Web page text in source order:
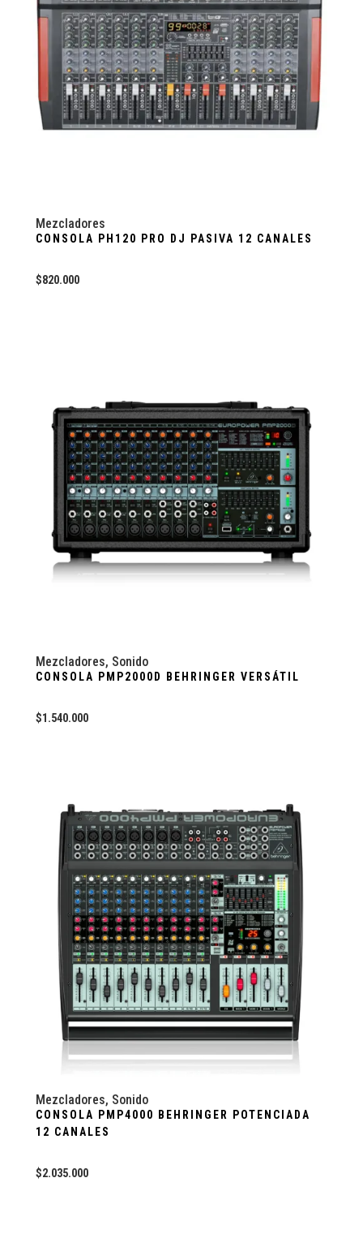
Mezcladores
CONSOLA PH120 PRO DJ PASIVA 12 CANALES
$820.000
Mezcladores, Sonido
CONSOLA PMP2000D BEHRINGER VERSÁTIL
$1.540.000
Mezcladores, Sonido
CONSOLA PMP4000 BEHRINGER POTENCIADA
12 CANALES
$2.035.000